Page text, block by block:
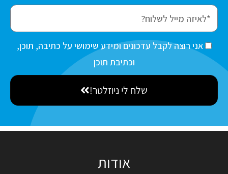
r
s
e
e
m
ס
כ
ה
אני רוצה לקבל עדכונים ומידע שימושי על כתיבה, תוכן,
וכתיבת תוכן
שלח לי ניוזלטר!
אודות